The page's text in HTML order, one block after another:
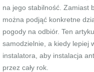
na jego stabilność. Zamiast
można podjąć konkretne
pogody na odbiór. Ten
samodzielnie, a kiedy lepiej
instalatora, aby instalacja
przez cały rok.